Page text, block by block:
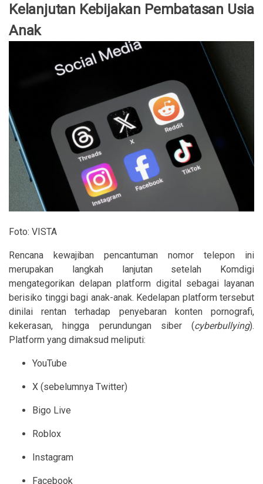
Kelanjutan Kebijakan Pembatasan Usia
Anak
Foto: VISTA
Rencana kewajiban pencantuman nomor telepon ini
merupakan langkah lanjutan setelah Komdigi
mengategorikan delapan platform digital sebagai layanan
berisiko tinggi bagi anak-anak. Kedelapan platform tersebut
dinilai rentan terhadap penyebaran konten pornografi,
kekerasan, hingga perundungan siber (cyberbullying).
Platform yang dimaksud meliputi:
YouTube
X (sebelumnya Twitter)
Bigo Live
Roblox
Instagram
Facebook